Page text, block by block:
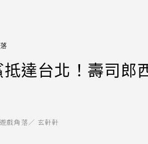
達台北！壽司郎
遊戲角落／ 玄軒軒